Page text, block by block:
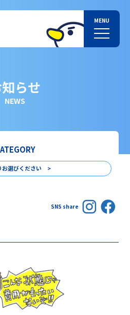
らせ
NEWS
お選びください >
SNS share